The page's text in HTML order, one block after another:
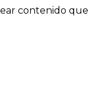
contenido que